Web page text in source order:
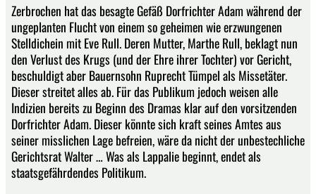
Zerbrochen hat das besagte Gefäß Dorfrichter Adam während der
ungeplanten Flucht von einem so geheimen wie erzwungenen
Stelldichein mit Eve Rull. Deren Mutter, Marthe Rull, beklagt nun
den Verlust des Krugs (und der Ehre ihrer Tochter) vor Gericht,
beschuldigt aber Bauernsohn Ruprecht Tümpel als Missetäter.
Dieser streitet alles ab. Für das Publikum jedoch weisen alle
Indizien bereits zu Beginn des Dramas klar auf den vorsitzenden
Dorfrichter Adam. Dieser könnte sich kraft seines Amtes aus
seiner misslichen Lage befreien, wäre da nicht der unbestechliche
Gerichtsrat Walter … Was als Lappalie beginnt, endet als
staatsgefährdendes Politikum.